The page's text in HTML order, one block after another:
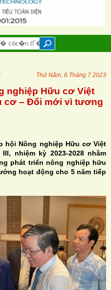
Thứ Năm, 6 Tháng 7 2023
nghiệp Hữu cơ Việt
cơ – Đổi mới vì tương
hội Nông nghiệp Hữu cơ Việt
nhiệm kỳ 2023-2028 nhằm
phát triển nông nghiệp hữu
hoạt động cho 5 năm tiếp